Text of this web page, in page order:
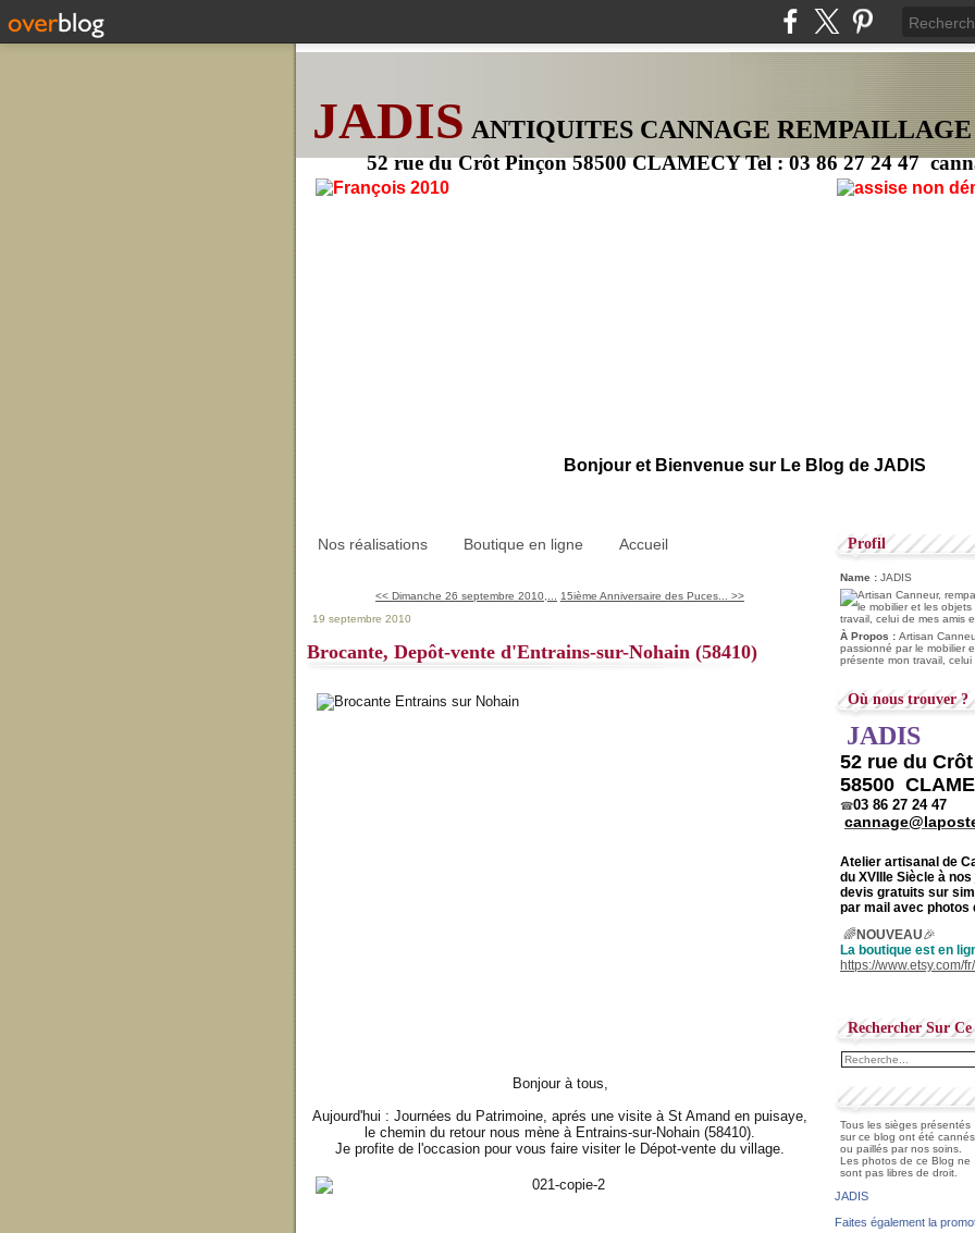
JADIS ANTIQUITES CANNAGE REMPAILLAGE
52 rue du Crôt Pinçon 58500 CLAMECY Tel : 03 86 27 24 47
Bonjour et Bienvenue sur Le Blog de JADIS
Nos réalisations Boutique en ligne Accueil
<< Dimanche 26 septembre 2010,...
15ième Anniversaire des Puces... >>
19 septembre 2010
Brocante, Depôt-vente d'Entrains-sur-Nohain (58410)
Bonjour à tous,
Aujourd'hui : Journées du Patrimoine, aprés une visite à St Amand en puisaye,
le chemin du retour nous mène à Entrains-sur-Nohain (58410).
Je profite de l'occasion pour vous faire visiter le Dépot-vente du village.
Profil
Name : JADIS
À Propos : Artisan
passionné par le mobilier
présente mon travail, celui
Où nous trouver ?
JADIS
52 rue du
58500
☎03 86 27 24 47
Atelier artisanal de
du XVIIIe Siècle à
devis gratuits sur
par mail avec photos
🌈NOUVEAU🎉
La boutique est en
https://www.etsy.com/
Rechercher Sur
Tous les sièges présentés
sur ce blog ont été cannés
ou paillés par nos soins.
Les photos de ce Blog ne
sont pas libres de droit.
JADIS
Faites également la